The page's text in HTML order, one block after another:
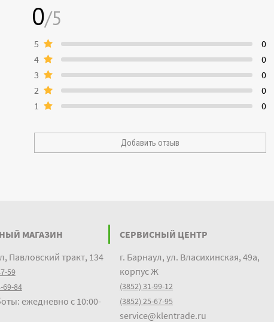
0/5
5
0
4
0
3
0
2
0
1
0
Добавить отзыв
МАГАЗИН
Павловский тракт, 134
59
69-84
ежедневно с 10:00-
СЕРВИСНЫЙ ЦЕНТР
г. Барнаул, ул. Власихинская, 49а,
корпус Ж
(3852) 31-99-12
(3852) 25-67-95
service@klentrade.ru